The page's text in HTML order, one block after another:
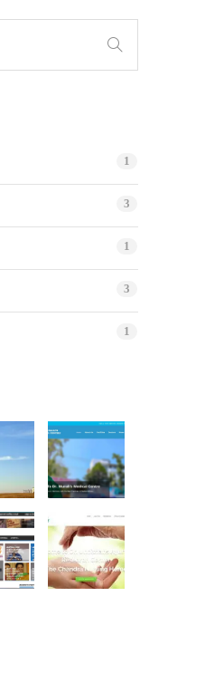
1
3
1
3
1